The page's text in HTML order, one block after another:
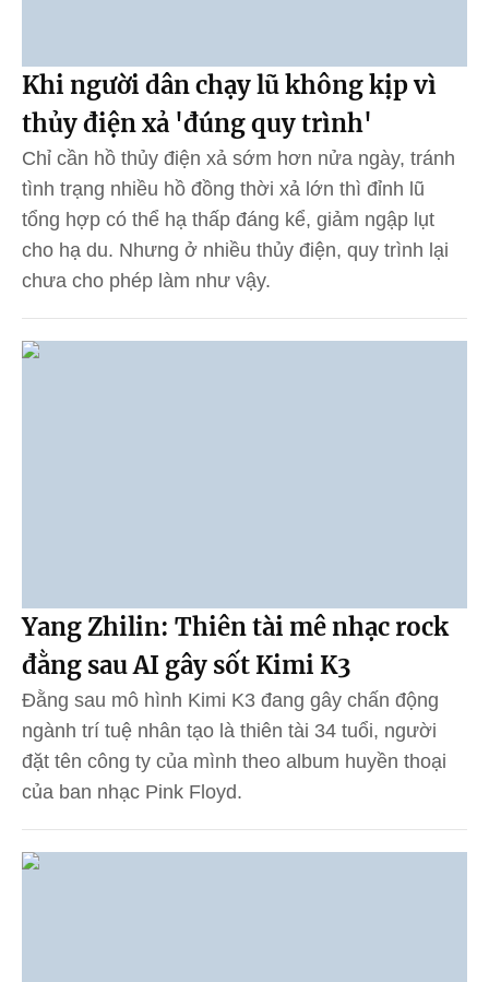
Khi người dân chạy lũ không kịp vì
thủy điện xả 'đúng quy trình'
Chỉ cần hồ thủy điện xả sớm hơn nửa ngày, tránh
tình trạng nhiều hồ đồng thời xả lớn thì đỉnh lũ
tổng hợp có thể hạ thấp đáng kể, giảm ngập lụt
cho hạ du. Nhưng ở nhiều thủy điện, quy trình lại
chưa cho phép làm như vậy.
Yang Zhilin: Thiên tài mê nhạc rock
đằng sau AI gây sốt Kimi K3
Đằng sau mô hình Kimi K3 đang gây chấn động
ngành trí tuệ nhân tạo là thiên tài 34 tuổi, người
đặt tên công ty của mình theo album huyền thoại
của ban nhạc Pink Floyd.